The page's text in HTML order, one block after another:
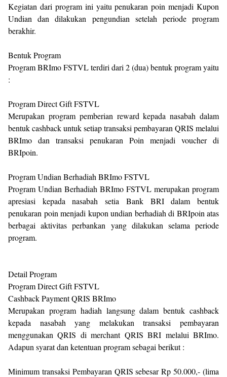
Kegiatan dari program ini yaitu penukaran poin menjadi Kupon
Undian dan dilakukan pengundian setelah periode program
berakhir.
Bentuk Program
Program BRImo FSTVL terdiri dari 2 (dua) bentuk program yaitu
:
Program Direct Gift FSTVL
Merupakan program pemberian reward kepada nasabah dalam
bentuk cashback untuk setiap transaksi pembayaran QRIS melalui
BRImo dan transaksi penukaran Poin menjadi voucher di
BRIpoin.
Program Undian Berhadiah BRImo FSTVL
Program Undian Berhadiah BRImo FSTVL merupakan program
apresiasi kepada nasabah setia Bank BRI dalam bentuk
penukaran poin menjadi kupon undian berhadiah di BRIpoin atas
berbagai aktivitas perbankan yang dilakukan selama periode
program.
Detail Program
Program Direct Gift FSTVL
Cashback Payment QRIS BRImo
Merupakan program hadiah langsung dalam bentuk cashback
kepada nasabah yang melakukan transaksi pembayaran
menggunakan QRIS di merchant QRIS BRI melalui BRImo.
Adapun syarat dan ketentuan program sebagai berikut :
Minimum transaksi Pembayaran QRIS sebesar Rp 50.000,- (lima